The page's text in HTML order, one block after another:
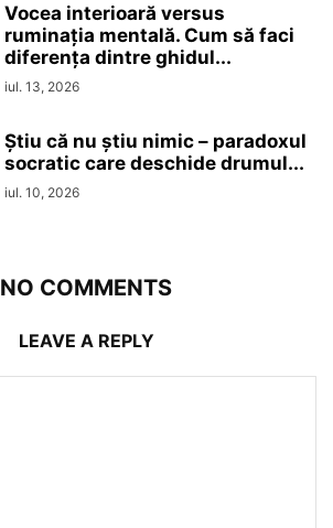
Vocea interioară versus
ruminaţia mentală. Cum să faci
diferența dintre ghidul...
iul. 13, 2026
Ştiu că nu ştiu nimic – paradoxul
socratic care deschide drumul...
iul. 10, 2026
NO COMMENTS
LEAVE A REPLY